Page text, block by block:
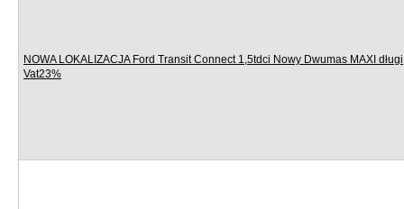
NOWA LOKALIZACJA Ford Transit Connect 1,5tdci Nowy Dwumas MAXI długi
Vat23%